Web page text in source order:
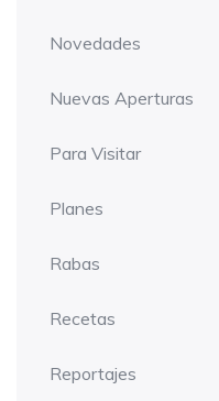
Novedades
Nuevas Aperturas
Para Visitar
Planes
Rabas
Recetas
Reportajes